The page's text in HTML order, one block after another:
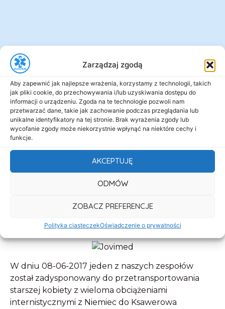
Zarządzaj zgodą
Aby zapewnić jak najlepsze wrażenia, korzystamy z technologii, takich
jak pliki cookie, do przechowywania i/lub uzyskiwania dostępu do
informacji o urządzeniu. Zgoda na te technologie pozwoli nam
przetwarzać dane, takie jak zachowanie podczas przeglądania lub
unikalne identyfikatory na tej stronie. Brak wyrażenia zgody lub
wycofanie zgody może niekorzystnie wpłynąć na niektóre cechy i
funkcje.
AKCEPTUJĘ
ODMÓW
ZOBACZ PREFERENCJE
Polityka ciasteczekOświadczenie o prywatności
W dniu 08-06-2017 jeden z naszych zespołów
został zadysponowany do przetransportowania
starszej kobiety z wieloma obciążeniami
internistycznymi z Niemiec do Ksawerowa